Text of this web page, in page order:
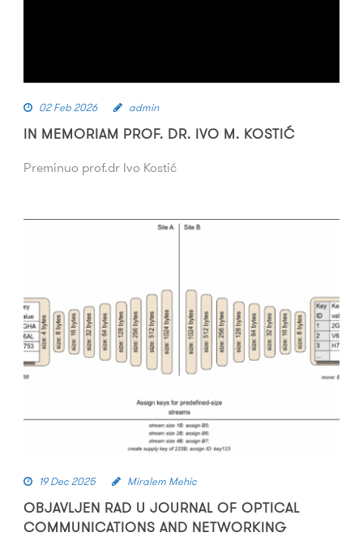
02 Feb 2026 admin
IN MEMORIAM PROF. DR. IVO M. KOSTIĆ
Preminuo prof.dr Ivo Kostić
19 Dec 2025 Miralem Mehic
OBJAVLJEN RAD U JOURNAL OF OPTICAL
COMMUNICATIONS AND NETWORKING